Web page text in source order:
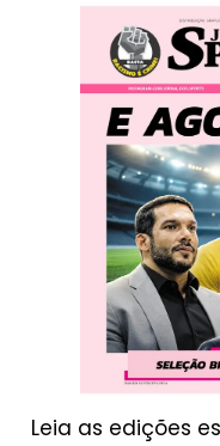
Leia as edições